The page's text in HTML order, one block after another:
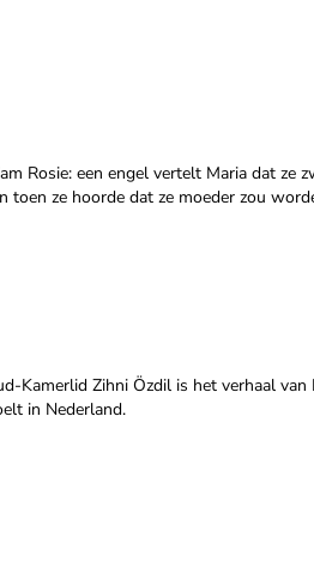
Rosie: een engel vertelt Maria dat ze
toen ze hoorde dat ze moeder zou
Kamerlid Zihni Özdil is het verhaal
in Nederland.